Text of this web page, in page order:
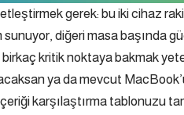
gerek: bu iki cihaz
sunuyor, diğeri masa başında
kritik noktaya bakmak
ya da mevcut
karşılaştırma tablonuzu